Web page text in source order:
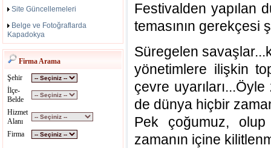
Site Güncellemeleri
Belge ve Fotoğraflarda
Kapadokya
Firma Arama
Şehir
İlçe-
Belde
Hizmet
Alanı
Firma
Festivalden yapılan
temasının gerekçesi
Süregelen
yönetimlere ilişkin
çevre
de dünya hiçbir
Pek çoğumuz,
zamanın içine